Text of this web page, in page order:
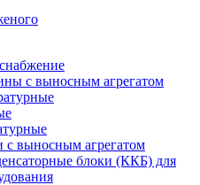
с выносным агрегатом
с выносным агрегатом
блоки (ККБ) для